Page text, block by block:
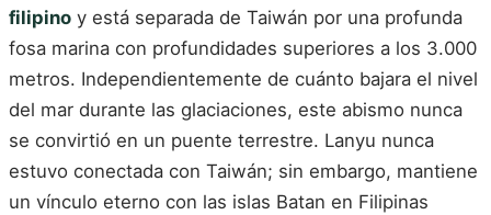
filipino y está separada de Taiwán por una profunda
fosa marina con profundidades superiores a los 3.000
metros. Independientemente de cuánto bajara el nivel
del mar durante las glaciaciones, este abismo nunca
se convirtió en un puente terrestre. Lanyu nunca
estuvo conectada con Taiwán; sin embargo, mantiene
un vínculo eterno con las islas Batan en Filipinas